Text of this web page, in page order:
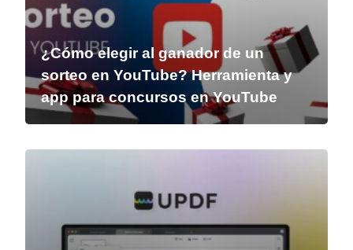
¿Cómo elegir al ganador de un
sorteo en YouTube? Herramienta y
app para concursos en YouTube